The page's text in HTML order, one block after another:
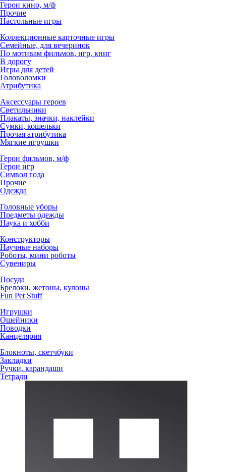
Герои кино, м/ф
Прочие
Настольные игры
Коллекционные карточные игры
Семейные, для вечеринок
По мотивам фильмов, игр, книг
В дорогу
Игры для детей
Головоломки
Атрибутика
Аксессуары героев
Светильники
Плакаты, значки, наклейки
Сумки, кошельки
Прочая атрибутика
Мягкие игрушки
Герои фильмов, м/ф
Герои игр
Символ года
Прочие
Одежда
Головные уборы
Предметы одежды
Наука и хобби
Конструкторы
Научные наборы
Роботы, мини роботы
Сувениры
Посуда
Брелоки, жетоны, кулоны
Fun Pet Stuff
Игрушки
Ошейники
Поводки
Канцелярия
Блокноты, скетчбуки
Закладки
Ручки, карандаши
Тетради